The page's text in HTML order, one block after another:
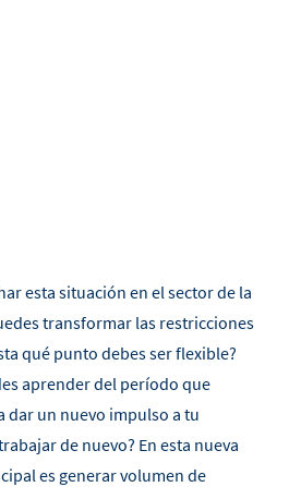
esta situación en el sector de la
transformar las restricciones
qué punto debes ser flexible?
aprender del período que
dar un nuevo impulso a tu
de nuevo? En esta nueva
es generar volumen de